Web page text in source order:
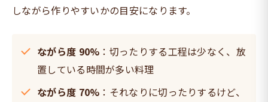
しながら作りやすいかの目安になります。
ながら度 90% ：切ったりする工程は少なく、放
置している時間が多い料理
ながら度 70% ：それなりに切ったりするけど、